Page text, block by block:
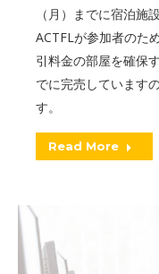
（月）までに宿泊施
ACTFLが参加者のた
引料金の部屋を確保
でに完売しています
す。
Read More